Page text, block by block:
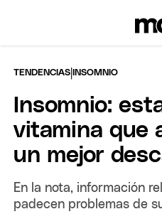
TENDENCIAS | INSOMNIO
Insomnio:
vitamina que
un mejor
En la nota, información
padecen problemas de